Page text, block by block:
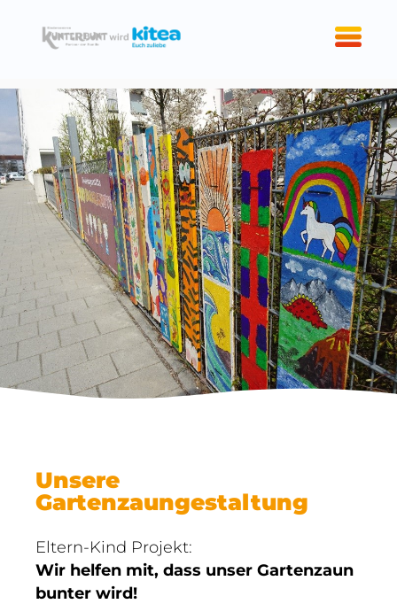
Unsere
Gartenzaungestaltung
Eltern-Kind Projekt:
Wir helfen mit, dass unser Gartenzaun
bunter wird!